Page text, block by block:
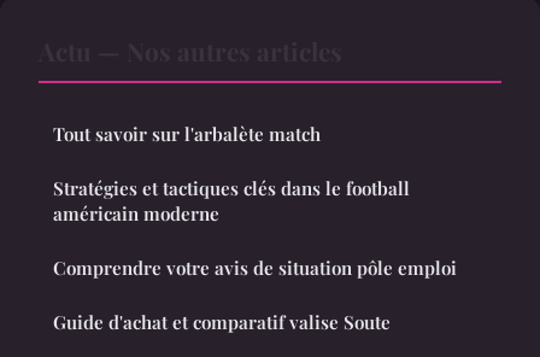
Tout savoir sur l'arbalète match
Stratégies et tactiques clés dans le football
américain moderne
Comprendre votre avis de situation pôle emploi
Guide d'achat et comparatif valise Soute